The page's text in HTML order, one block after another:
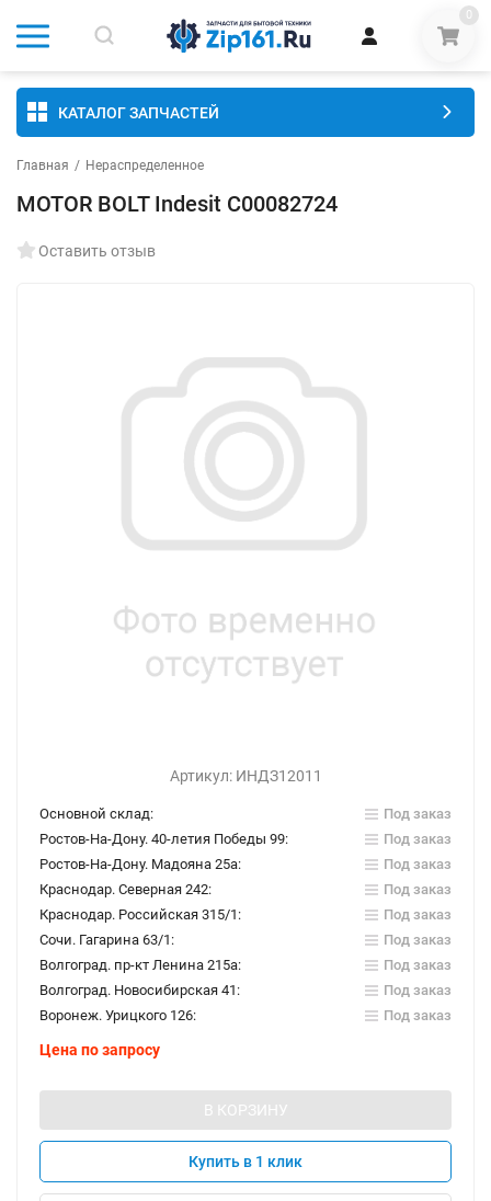
0
КАТАЛОГ ЗАПЧАСТЕЙ
Главная / Нераспределенное
MOTOR BOLT Indesit C00082724
Оставить отзыв
Артикул: ИНДЗ12011
Основной склад:
Под заказ
Ростов-На-Дону. 40-летия Победы 99:
Под заказ
Ростов-На-Дону. Мадояна 25а:
Под заказ
Краснодар. Северная 242:
Под заказ
Краснодар. Российская 315/1:
Под заказ
Сочи. Гагарина 63/1:
Под заказ
Волгоград. пр-кт Ленина 215а:
Под заказ
Волгоград. Новосибирская 41:
Под заказ
Воронеж. Урицкого 126:
Под заказ
Цена по запросу
В КОРЗИНУ
Купить в 1 клик